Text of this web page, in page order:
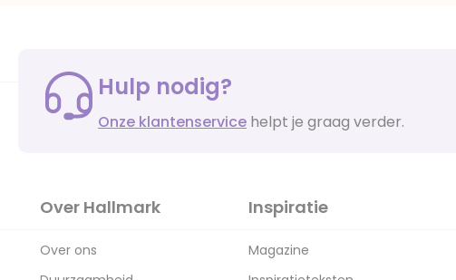
Hulp nodig?
Onze klantenservice helpt je graag verder.
Over Hallmark
Over ons
Inspiratie
Magazine